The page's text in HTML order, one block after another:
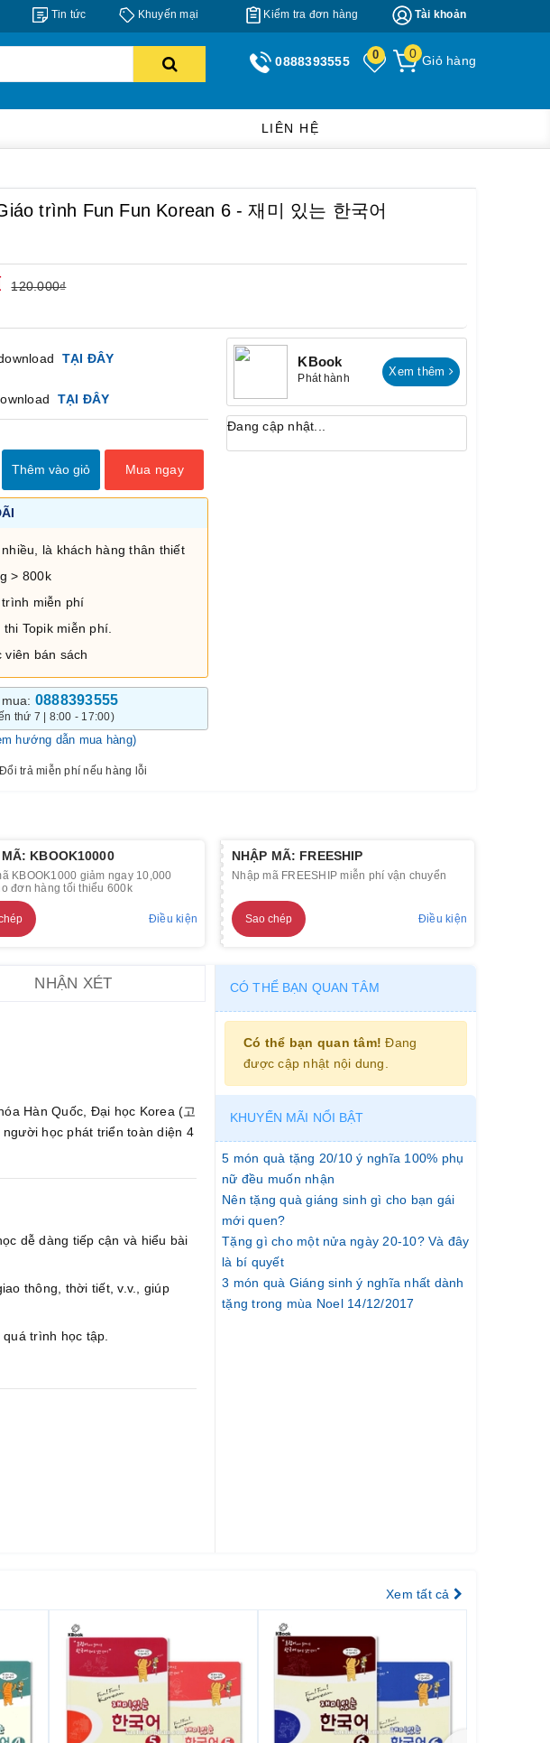
Tài khoản
Kiểm tra đơn hàng
Khuyến mại
Tin tức
Giỏ hàng
0
0
0888393555
LIÊN HỆ
trình Fun Fun Korean 6 - 재미 있는 한국어
120.000₫
TẠI ĐÂY
TẠI ĐÂY
Thêm vào giỏ Mua ngay
là khách hàng thân thiết
> 800k
miễn phí
Topik miễn phí.
bán sách
0888393555
thứ 7 | 8:00 - 17:00)
hướng dẫn mua hàng)
Đổi trả miễn phí nếu hàng lỗi
KBook
Phát hành Xem thêm
Đang cập nhật...
MÃ: KBOOK10000
KBOOK1000 giảm ngay 10,000
đơn hàng tối thiểu 600k
Điều kiện
NHẬP MÃ: FREESHIP
Nhập mã FREESHIP miễn phí vận chuyển
Sao chép Điều kiện
NHẬN XÉT
Hàn Quốc, Đại học Korea (고
học phát triển toàn diện 4
dễ dàng tiếp cận và hiểu bài
thông, thời tiết, v.v., giúp
trình học tập.
Hàn.
lớp học.
CÓ THỂ BẠN QUAN TÂM
Có thể bạn quan tâm! Đang
được cập nhật nội dung.
KHUYẾN MÃI NỔI BẬT
5 món quà tặng 20/10 ý nghĩa 100% phụ
nữ đều muốn nhận
Nên tặng quà giáng sinh gì cho bạn gái
mới quen?
Tặng gì cho một nửa ngày 20-10? Và đây
là bí quyết
3 món quà Giáng sinh ý nghĩa nhất dành
tặng trong mùa Noel 14/12/2017
Xem tất cả